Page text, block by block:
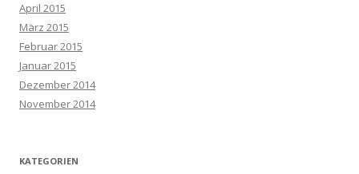
April 2015
März 2015
Februar 2015
Januar 2015
Dezember 2014
November 2014
KATEGORIEN